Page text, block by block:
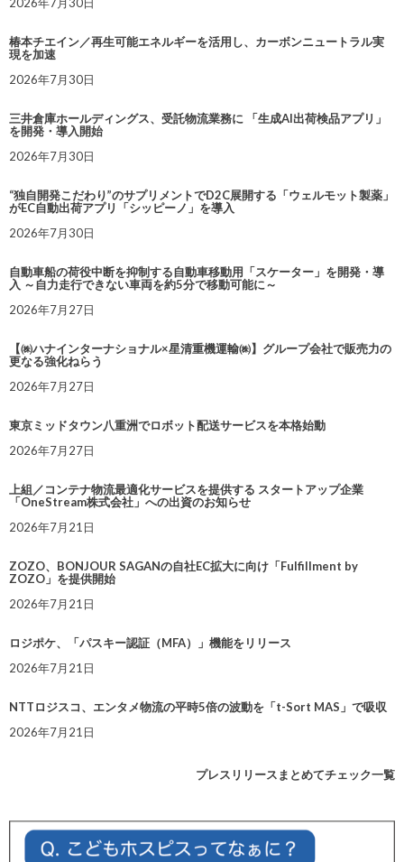
2026年7月30日
椿本チエイン／再生可能エネルギーを活用し、カーボンニュートラル実
現を加速
2026年7月30日
三井倉庫ホールディングス、受託物流業務に 「生成AI出荷検品アプリ」
を開発・導入開始
2026年7月30日
“独自開発こだわり”のサプリメントでD2C展開する「ウェルモット製薬」
がEC自動出荷アプリ「シッピーノ」を導入
2026年7月30日
自動車船の荷役中断を抑制する自動車移動用「スケーター」を開発・導
入 ～自力走行できない車両を約5分で移動可能に～
2026年7月27日
【㈱ハナインターナショナル×星清重機運輸㈱】グループ会社で販売力の
更なる強化ねらう
2026年7月27日
東京ミッドタウン八重洲でロボット配送サービスを本格始動
2026年7月27日
上組／コンテナ物流最適化サービスを提供する スタートアップ企業
「OneStream株式会社」への出資のお知らせ
2026年7月21日
ZOZO、BONJOUR SAGANの自社EC拡大に向け「Fulfillment by
ZOZO」を提供開始
2026年7月21日
ロジポケ、「パスキー認証（MFA）」機能をリリース
2026年7月21日
NTTロジスコ、エンタメ物流の平時5倍の波動を「t-Sort MAS」で吸収
2026年7月21日
プレスリリースまとめてチェック一覧